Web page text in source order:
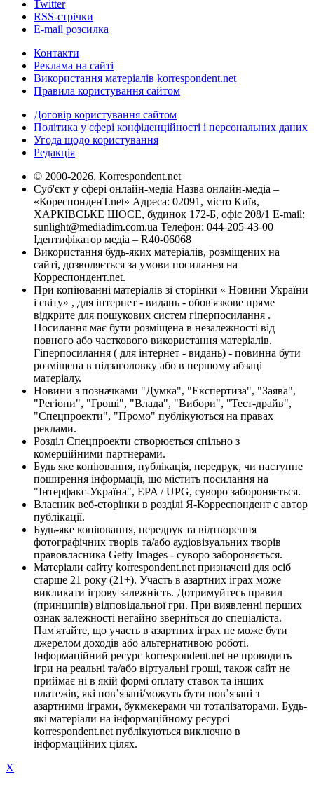
Twitter
RSS-стрічки
E-mail розсилка
Контакти
Реклама на сайті
Використання матеріалів korrespondent.net
Правила користування сайтом
Договір користування сайтом
Політика у сфері конфіденційності і персональних даних
Угода щодо користування
Редакція
© 2000-2026, Korrespondent.net
Суб'єкт у сфері онлайн-медіа Назва онлайн-медіа –
«КореспонденТ.net» Адреса: 02091, місто Київ,
ХАРКІВСЬКЕ ШОСЕ, будинок 172-Б, офіс 208/1 E-mail:
sunlight@mediadim.com.ua Телефон: 044-205-43-00
Ідентифікатор медіа – R40-06068
Використання будь-яких матеріалів, розміщених на
сайті, дозволяється за умови посилання на
Корреспондент.net.
При копіюванні матеріалів зі сторінки « Новини України
і світу» , для інтернет - видань - обов'язкове пряме
відкрите для пошукових систем гіперпосилання .
Посилання має бути розміщена в незалежності від
повного або часткового використання матеріалів.
Гіперпосилання ( для інтернет - видань) - повинна бути
розміщена в підзаголовку або в першому абзаці
матеріалу.
Новини з позначками "Думка", "Експертиза", "Заява",
"Регіони", "Гроші", "Влада", "Вибори", "Тест-драйв",
"Спецпроекти", "Промо" публікуються на правах
реклами.
Розділ Спецпроекти створюється спільно з
комерційними партнерами.
Будь яке копіювання, публікація, передрук, чи наступне
поширення інформації, що містить посилання на
"Інтерфакс-Україна", EPA / UPG, суворо забороняється.
Власник веб-сторінки в розділі Я-Корреспондент є автор
публікації.
Будь-яке копіювання, передрук та відтворення
фотографічних творів та/або аудіовізуальних творів
правовласника Getty Images - суворо забороняється.
Матеріали сайту korrespondent.net призначені для осіб
старше 21 року (21+). Участь в азартних іграх може
викликати ігрову залежність. Дотримуйтесь правил
(принципів) відповідальної гри. При виявленні перших
ознак залежності негайно зверніться до спеціаліста.
Пам'ятайте, що участь в азартних іграх не може бути
джерелом доходів або альтернативою роботі.
Інформаційний ресурс korrespondent.net не проводить
ігри на реальні та/або віртуальні гроші, також сайт не
приймає ні в якій формі оплату ставок та інших
платежів, які пов’язані/можуть бути пов’язані з
азартними іграми, букмекерами чи тоталізаторами. Будь-
які матеріали на інформаційному ресурсі
korrespondent.net публікуються виключно в
інформаційних цілях.
X